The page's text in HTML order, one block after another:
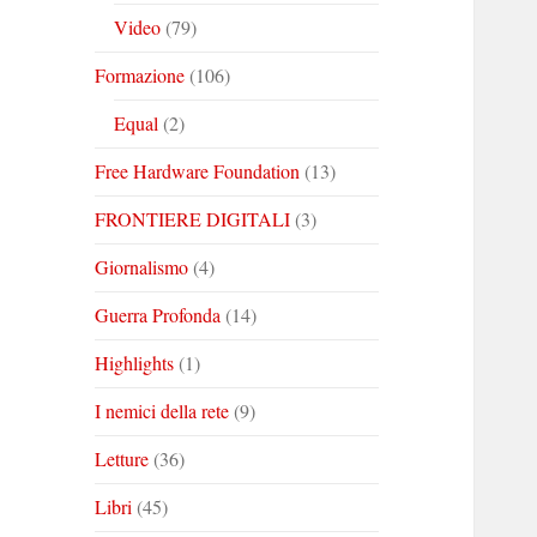
Video(79)
Formazione(106)
Equal (2)
Free Hardware Foundation (13)
FRONTIERE DIGITALI(3)
Giornalismo(4)
Guerra Profonda (14)
Highlights(1)
I nemici della rete(9)
Letture(36)
Libri (45)